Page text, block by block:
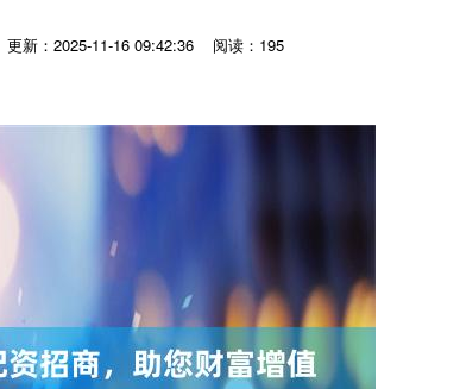
更新：2025-11-16 09:42:36 阅读：195